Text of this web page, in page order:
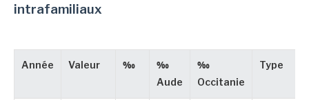
intrafamiliaux
Année Valeur ‰
‰
Aude
‰
Occitanie
Type